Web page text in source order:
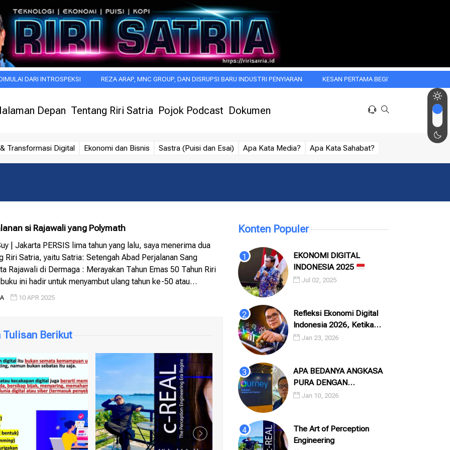
INTROSPEKSI REZA ARAP, MNC GROUP, DAN DISRUPSI BARU INDUSTRI PENYIARAN KESAN PERTAMA BEGITU MENGGODA: WASPADAI
Depan Tentang Riri Satria Pojok Podcast Dokumen
Transformasi Digital Ekonomi dan Bisnis Sastra (Puisi dan Esai) Apa Kata Media? Apa Kata Sahabat?
si Rajawali yang Polymath
| Jakarta PERSIS lima tahun yang lalu, saya menerima dua
Riri Satria, yaitu Satria: Setengah Abad Perjalanan Sang
Rajawali di Dermaga : Merayakan Tahun Emas 50 Tahun Riri
ini hadir untuk menyambut ulang tahun ke-50 atau
usia Bang Riri Satria, tepatnya 14 Mei 2020, namun kedua […]
10 APR 2025
Tulisan Berikut
Konten Populer
EKONOMI DIGITAL
INDONESIA 2025
Jul 02, 2025
Refleksi Ekonomi Digital
Indonesia 2026, Ketika
Angka, Algoritma, dan
Jan 23, 2026
APA BEDANYA ANGKASA
PURA DENGAN
INJOURNEY?
Jan 10, 2026
The Art of Perception
Engineering